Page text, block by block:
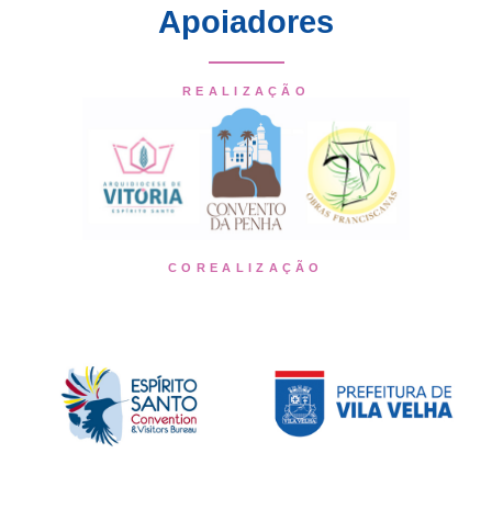
Apoiadores
REALIZAÇÃO
COREALIZAÇÃO